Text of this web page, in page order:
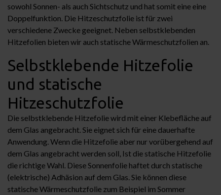
sowohl Sonnen- als auch Sichtschutz und hat somit eine eine
Doppelfunktion. Die Hitzeschutzfolie ist für zwei
verschiedene Zwecke geeignet. Neben selbstklebenden
Hitzefolien bieten wir auch statische Wärmeschutzfolien an.
Selbstklebende Hitzefolie
und statische
Hitzeschutzfolie
Die selbstklebende Hitzefolie wird mit einer Klebefläche auf
dem Glas angebracht. Sie eignet sich für eine dauerhafte
Anwendung. Wenn die Hitzefolie aber nur vorübergehend auf
dem Glas angebracht werden soll, Ist die statische Hitzefolie
die richtige Wahl. Diese Sonnenfolie haftet durch statische
(elektrische) Adhäsion auf dem Glas. Sie können diese
statische Wärmeschutzfolie zum Beispiel im Sommer